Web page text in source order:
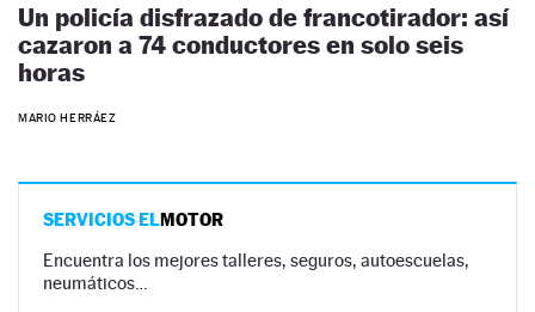
Un policía disfrazado de francotirador: así
cazaron a 74 conductores en solo seis
horas
MARIO HERRÁEZ
SERVICIOS ELMOTOR
Encuentra los mejores talleres, seguros, autoescuelas,
neumáticos…